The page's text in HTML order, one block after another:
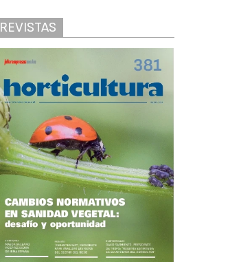
REVISTAS